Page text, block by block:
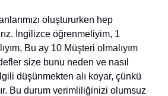
oluştururken hep
İngilizce öğrenmeliyim, 1
Bu ay 10 Müşteri olmalıyım
size bunu neden ve nasıl
düşünmekten alı koyar, çünkü
Bu durum verimliliğinizi olumsuz